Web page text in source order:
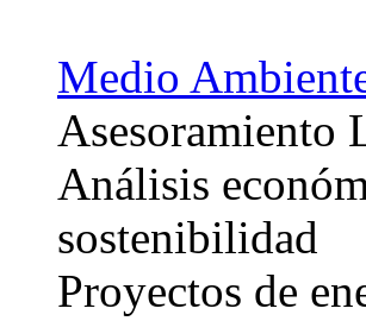
Medio
Asesoramiento
Análisis
sostenibilidad
Proyectos de